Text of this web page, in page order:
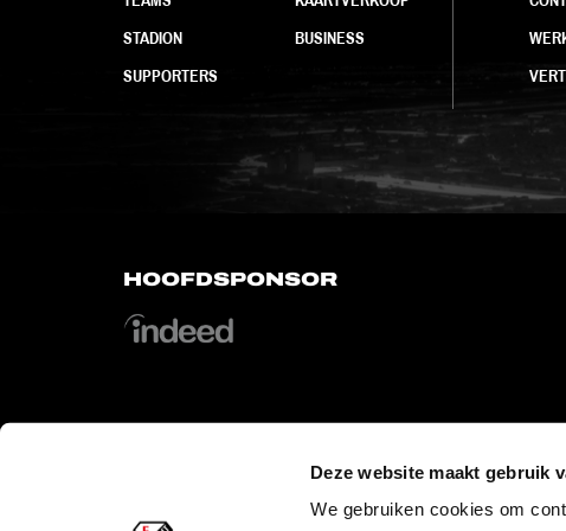
Deze website maakt gebruik
We gebruiken cookies om
STADION
SUPPORTERS
BUSINESS
HOOFDSPONSOR
OFFICIAL PARTNERS